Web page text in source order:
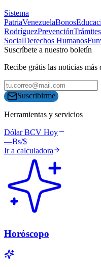
Sistema
PatriaVenezuelaBonos
RodríguezPrevenciónTrámites
SocialDerechos Humanos
Suscríbete a nuestro boletín
Recibe grátis las noticias más
Suscribirme
Herramientas y servicios
Dólar BCV Hoy
—Bs/$
Ir a calculadora
Horóscopo